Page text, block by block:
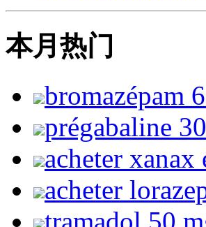
本月热门
bromazépam
prégabaline
acheter xanax
acheter